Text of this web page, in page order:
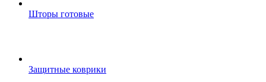
Шторы готовые
Защитные коврики